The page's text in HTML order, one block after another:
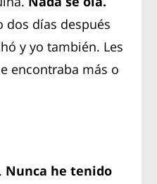
dos días después
y yo también. Les
encontraba más o
Nunca he tenido